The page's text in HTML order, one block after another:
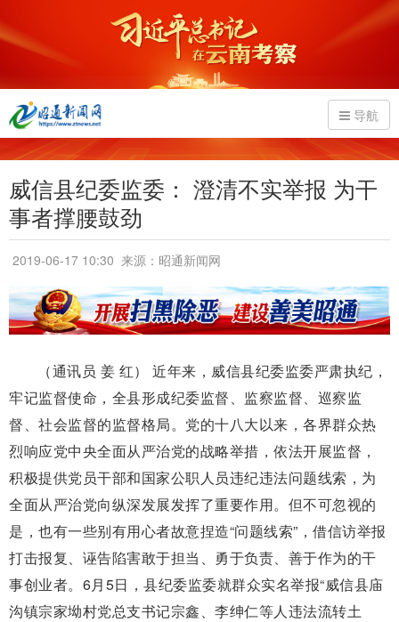
导航
威信县纪委监委： 澄清不实举报 为干
事者撑腰鼓劲
2019-06-17 10:30 来源：昭通新闻网
（通讯员 姜 红） 近年来，威信县纪委监委严肃执纪，
牢记监督使命，全县形成纪委监督、监察监督、巡察监
督、社会监督的监督格局。党的十八大以来，各界群众热
烈响应党中央全面从严治党的战略举措，依法开展监督，
积极提供党员干部和国家公职人员违纪违法问题线索，为
全面从严治党向纵深发展发挥了重要作用。但不可忽视的
是，也有一些别有用心者故意捏造“问题线索”，借信访举报
打击报复、诬告陷害敢于担当、勇于负责、善于作为的干
事创业者。6月5日，县纪委监委就群众实名举报“威信县庙
沟镇宗家坳村党总支书记宗鑫、李绅仁等人违法流转土